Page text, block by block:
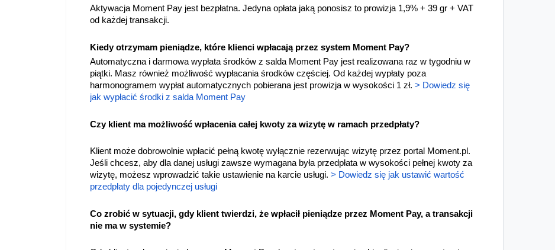
Aktywacja Moment Pay jest bezpłatna. Jedyna opłata jaką ponosisz to prowizja 1,9% + 39 gr + VAT
od każdej transakcji.
Kiedy otrzymam pieniądze, które klienci wpłacają przez system Moment Pay?
Automatyczna i darmowa wypłata środków z salda Moment Pay jest realizowana raz w tygodniu w
piątki. Masz również możliwość wypłacania środków częściej. Od każdej wypłaty poza
harmonogramem wypłat automatycznych pobierana jest prowizja w wysokości 1 zł. > Dowiedz się
jak wypłacić środki z salda Moment Pay
Czy klient ma możliwość wpłacenia całej kwoty za wizytę w ramach przedpłaty?
Klient może dobrowolnie wpłacić pełną kwotę wyłącznie rezerwując wizytę przez portal Moment.pl.
Jeśli chcesz, aby dla danej usługi zawsze wymagana była przedpłata w wysokości pełnej kwoty za
wizytę, możesz wprowadzić takie ustawienie na karcie usługi. > Dowiedz się jak ustawić wartość
przedpłaty dla pojedynczej usługi
Co zrobić w sytuacji, gdy klient twierdzi, że wpłacił pieniądze przez Moment Pay, a transakcji
nie ma w systemie?